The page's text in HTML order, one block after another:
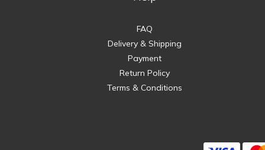
FAQ
Delivery & Shipping
Payment
Return Policy
Terms & Conditions